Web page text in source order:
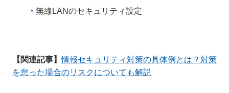
無線LANのセキュリティ設定
【関連記事】情報セキュリティ対策の具体例とは？対策
を怠った場合のリスクについても解説